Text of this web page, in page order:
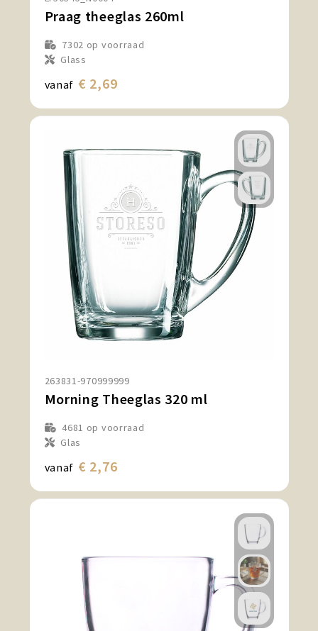
Praag theeglas 260ml
7302 op voorraad
Glass
vanaf € 2,69
263831-970999999
Morning Theeglas 320 ml
4681 op voorraad
Glas
vanaf € 2,76